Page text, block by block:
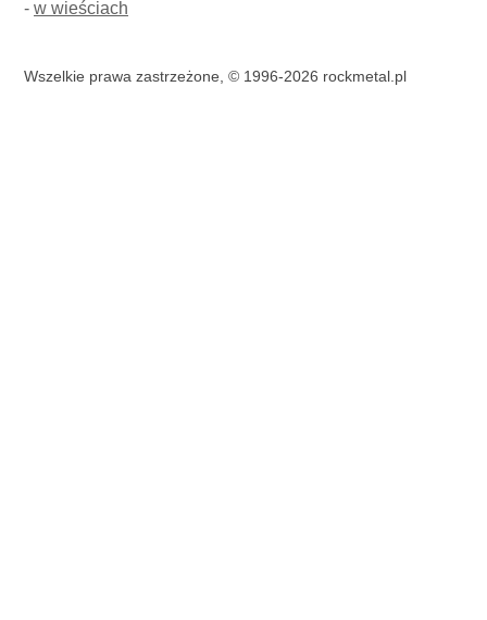
-w wieściach
Wszelkie prawa zastrzeżone, © 1996-2026 rockmetal.pl